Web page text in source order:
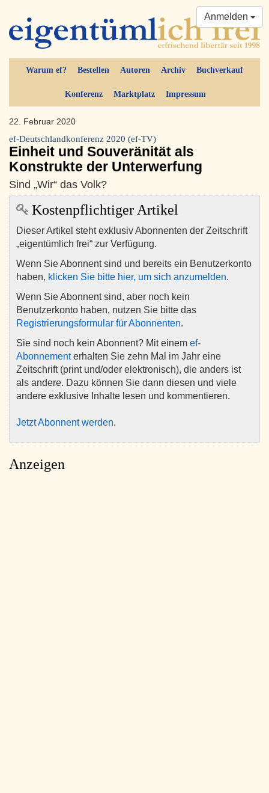
Warum ef? Bestellen Autoren Archiv Buchverkauf
Konferenz Marktplatz Impressum
Anmelden
22. Februar 2020
ef-Deutschlandkonferenz 2020 (ef-TV)
Einheit und Souveränität als
Konstrukte der Unterwerfung
Sind „Wir“ das Volk?
Kostenpflichtiger Artikel
Dieser Artikel steht exklusiv Abonnenten der Zeitschrift
„eigentümlich frei“ zur Verfügung.
Wenn Sie Abonnent sind und bereits ein Benutzerkonto
haben, klicken Sie bitte hier, um sich anzumelden.
Wenn Sie Abonnent sind, aber noch kein
Benutzerkonto haben, nutzen Sie bitte das
Registrierungsformular für Abonnenten.
Sie sind noch kein Abonnent? Mit einem ef-
Abonnementerhalten Sie zehn Mal im Jahr eine
Zeitschrift (print und/oder elektronisch), die anders ist
als andere. Dazu können Sie dann diesen und viele
andere exklusive Inhalte lesen und kommentieren.
Jetzt Abonnent werden.
Anzeigen